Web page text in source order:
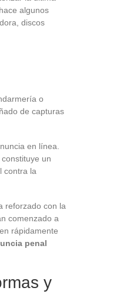
algunos
discos
o
de capturas
en línea.
un
contra la
reforzado con la
comenzado a
rápidamente
penal
y